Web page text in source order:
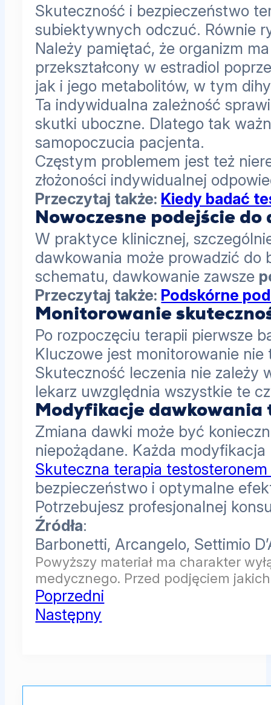
Skuteczność i bezpieczeństwo
subiektywnych odczuć. Równie
Należy pamiętać, że organizm
przekształcony w estradiol
jak i jego metabolitów, w tym
Ta indywidualna zależność
skutki uboczne. Dlatego tak
samopoczucia pacjenta.
Częstym problemem jest też
złożoności indywidualnej
Przeczytaj także: Kiedy badać
Nowoczesne podejście
W praktyce klinicznej,
dawkowania może prowadzić do
schematu, dawkowanie zawsze
Przeczytaj także: Podskórne
Monitorowanie
Po rozpoczęciu terapii pierwsze
Kluczowe jest monitorowanie
Skuteczność leczenia nie zależy
lekarz uwzględnia wszystkie te
Modyfikacje
Zmiana dawki może być
niepożądane. Każda
Skuteczna terapia
bezpieczeństwo i optymalne
Potrzebujesz profesjonalnej
Źródła:
Barbonetti, Arcangelo, Settimio
Powyższy materiał ma charakter
medycznego. Przed podjęciem
Poprzedni
Następny